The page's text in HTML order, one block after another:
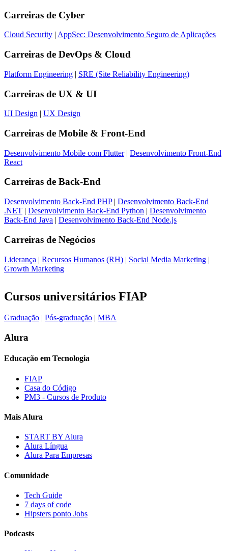
Carreiras de Cyber
Cloud Security | AppSec: Desenvolvimento Seguro de Aplicações
Carreiras de DevOps & Cloud
Platform Engineering | SRE (Site Reliability Engineering)
Carreiras de UX & UI
UI Design | UX Design
Carreiras de Mobile & Front-End
Desenvolvimento Mobile com Flutter| Desenvolvimento Front-End
React
Carreiras de Back-End
Desenvolvimento Back-End PHP| Desenvolvimento Back-End
.NET | Desenvolvimento Back-End Python | Desenvolvimento
Back-End Java | Desenvolvimento Back-End Node.js
Carreiras de Negócios
Liderança | Recursos Humanos (RH) | Social Media Marketing |
Growth Marketing
Cursos universitários FIAP
Graduação Pós-graduação MBA
Alura
Educação em Tecnologia
FIAP
Casa do Código
PM3 - Cursos de Produto
Mais Alura
START BY Alura
Alura Língua
Alura Para Empresas
Comunidade
Tech Guide
7 days of code
Hipsters ponto Jobs
Podcasts